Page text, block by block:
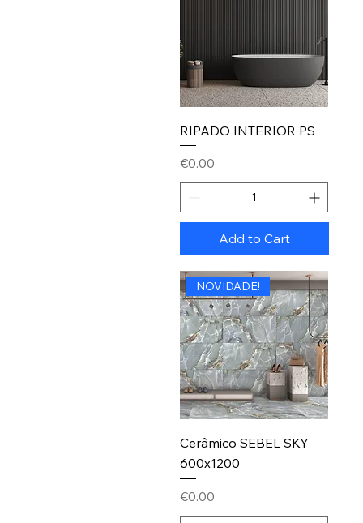
RIPADO INTERIOR PS
Price
€0.00
Add to Cart
NOVIDADE!
Cerâmico SEBEL SKY
600x1200
Price
€0.00